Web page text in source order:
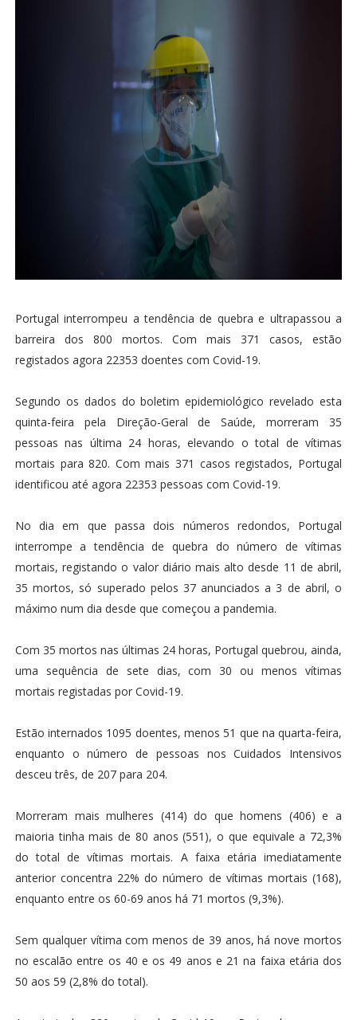
Portugal interrompeu a tendência de quebra e ultrapassou a
barreira dos 800 mortos. Com mais 371 casos, estão
registados agora 22353 doentes com Covid-19.
Segundo os dados do boletim epidemiológico revelado esta
quinta-feira pela Direção-Geral de Saúde, morreram 35
pessoas nas última 24 horas, elevando o total de vítimas
mortais para 820. Com mais 371 casos registados, Portugal
identificou até agora 22353 pessoas com Covid-19.
No dia em que passa dois números redondos, Portugal
interrompe a tendência de quebra do número de vítimas
mortais, registando o valor diário mais alto desde 11 de abril,
35 mortos, só superado pelos 37 anunciados a 3 de abril, o
máximo num dia desde que começou a pandemia.
Com 35 mortos nas últimas 24 horas, Portugal quebrou, ainda,
uma sequência de sete dias, com 30 ou menos vítimas
mortais registadas por Covid-19.
Estão internados 1095 doentes, menos 51 que na quarta-feira,
enquanto o número de pessoas nos Cuidados Intensivos
desceu três, de 207 para 204.
Morreram mais mulheres (414) do que homens (406) e a
maioria tinha mais de 80 anos (551), o que equivale a 72,3%
do total de vítimas mortais. A faixa etária imediatamente
anterior concentra 22% do número de vítimas mortais (168),
enquanto entre os 60-69 anos há 71 mortos (9,3%).
Sem qualquer vítima com menos de 39 anos, há nove mortos
no escalão entre os 40 e os 49 anos e 21 na faixa etária dos
50 aos 59 (2,8% do total).